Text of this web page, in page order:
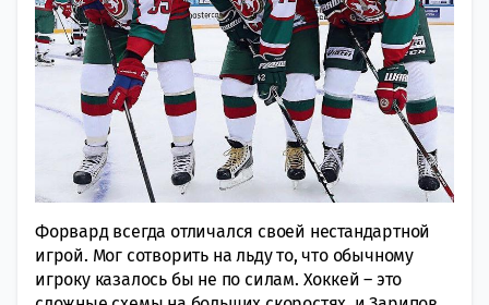
Форвард всегда отличался своей нестандартной
игрой. Мог сотворить на льду то, что обычному
игроку казалось бы не по силам. Хоккей – это